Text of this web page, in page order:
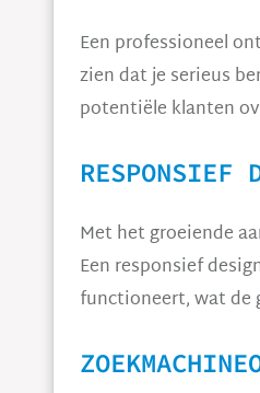
Een professioneel
zien dat je serieus
potentiële klanten
RESPONSIEF
Met het groeiende
Een responsief
functioneert, wat de